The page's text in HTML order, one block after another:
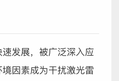
发展，被广泛深入应
因素成为干扰激光雷